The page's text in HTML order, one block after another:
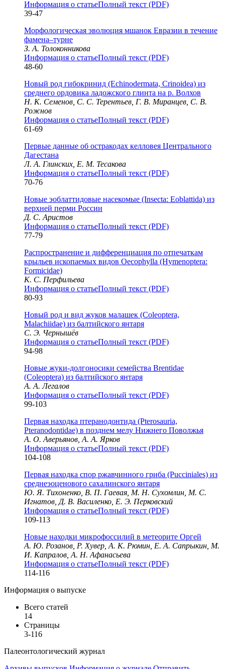
Информация о статьеПолный текст (PDF)
39-47
Морфологическая эволюция мшанок Евразии в течение
фамена–турне
З. А. Толоконникова
Информация о статьеПолный текст (PDF)
48-60
Новый род гибокринид (Echinodermata, Crinoidea) из
среднего ордовика ладожского глинта на р. Волхов
Н. К. Семенов, С. С. Терентьев, Г. В. Миранцев, С. В.
Рожнов
Информация о статьеПолный текст (PDF)
61-69
Первые данные об остракодах келловея Центрального
Дагестана
Л. А. Глинских, Е. М. Тесакова
Информация о статьеПолный текст (PDF)
70-76
Новые эоблаттидовые насекомые (Insecta: Eoblattida) из
верхней перми России
Д. С. Аристов
Информация о статьеПолный текст (PDF)
77-79
Распространение и дифференциация по отпечаткам
крыльев ископаемых видов Oecophylla (Hymenoptera:
Formicidae)
К. С. Перфильева
Информация о статьеПолный текст (PDF)
80-93
Новый род и вид жуков малашек (Coleoptera,
Malachiidae) из балтийского янтаря
С. Э. Чернышёв
Информация о статьеПолный текст (PDF)
94-98
Новые жуки-долгоносики семейства Brentidae
(Coleoptera) из балтийского янтаря
А. А. Легалов
Информация о статьеПолный текст (PDF)
99-103
Первая находка птеранодонтида (Pterosauria,
Pteranodontidae) в позднем мелу Нижнего Поволжья
А. О. Аверьянов, А. А. Ярков
Информация о статьеПолный текст (PDF)
104-108
Первая находка спор ржавчинного гриба (Pucciniales) из
среднеэоценового сахалинского янтаря
Ю. Я. Тихоненко, В. П. Гаевая, М. Н. Сухомлин, М. С.
Игнатов, Д. В. Василенко, Е. Э. Перковский
Информация о статьеПолный текст (PDF)
109-113
Новые находки микрофоссилий в метеорите Оргей
А. Ю. Розанов, Р. Хувер, А. К. Рюмин, Е. А. Сапрыкин, М.
И. Капралов, А. Н. Афанасьева
Информация о статьеПолный текст (PDF)
114-116
Информация о выпуске
Всего статей
14
Страницы
3-116
Палеонтологический журнал